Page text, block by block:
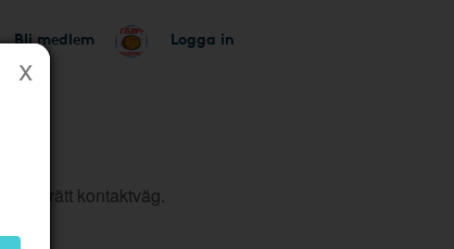
Bli medlem Logga in
rätt kontaktväg.